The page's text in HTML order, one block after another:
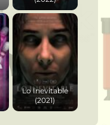
Lo Inevitable
(2021)